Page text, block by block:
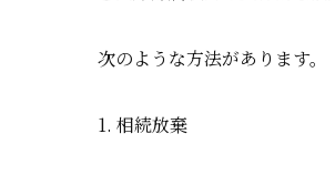
次のような方法があります。
1. 相続放棄